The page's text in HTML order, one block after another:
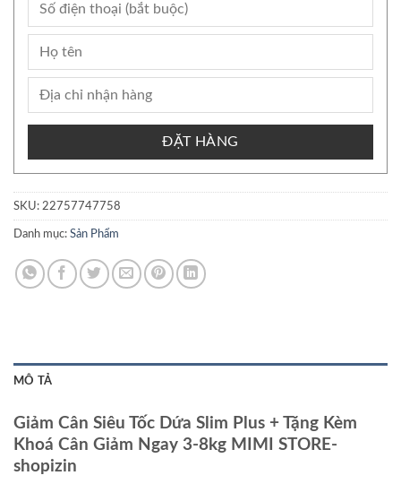
ĐẶT HÀNG
SKU: 22757747758
Danh mục: Sản Phẩm
MÔ TẢ
Giảm Cân Siêu Tốc Dứa Slim Plus + Tặng Kèm
Khoá Cân Giảm Ngay 3-8kg MIMI STORE-
shopizin